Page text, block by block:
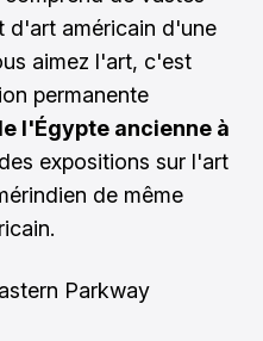
d'art américain d'une
aimez l'art, c'est
permanente
l'Égypte ancienne à
expositions sur l'art
de même
Parkway